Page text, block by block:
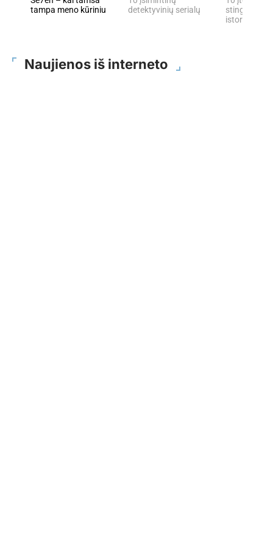
tampa meno kūriniu
detektyvinių serialų
stingdančių
istorijų
Naujienos iš interneto